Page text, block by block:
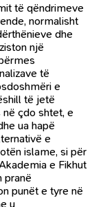
të qëndrimeve
normalisht
dhe
një
të
e
të jetë
çdo shtet, e
ua hapë
e
islame, si për
e Fikhut
pranë
punët e tyre në
u